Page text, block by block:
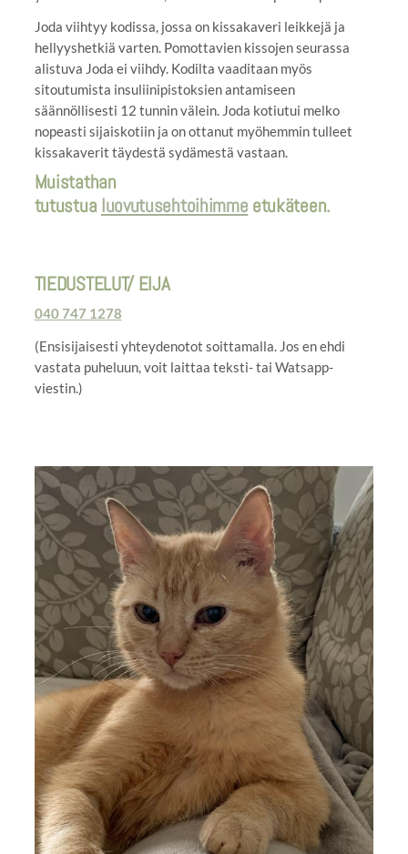
Joda viihtyy kodissa, jossa on kissakaveri leikkejä ja
hellyyshetkiä varten. Pomottavien kissojen seurassa
alistuva Joda ei viihdy. Kodilta vaaditaan myös
sitoutumista insuliinipistoksien antamiseen
säännöllisesti 12 tunnin välein. Joda kotiutui melko
nopeasti sijaiskotiin ja on ottanut myöhemmin tulleet
kissakaverit täydestä sydämestä vastaan.
Muistathan
tutustua luovutusehtoihimme etukäteen.
TIEDUSTELUT/ EIJA
040 747 1278
(Ensisijaisesti yhteydenotot soittamalla. Jos en ehdi
vastata puheluun, voit laittaa teksti- tai Watsapp-
viestin.)